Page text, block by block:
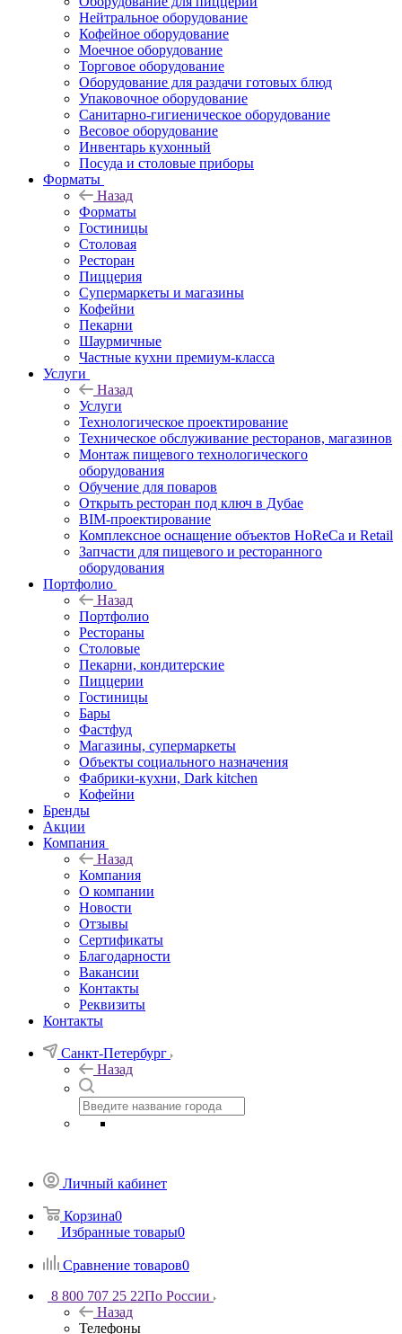
Нейтральное оборудование
Кофейное оборудование
Моечное оборудование
Торговое оборудование
Оборудование для раздачи готовых блюд
Упаковочное оборудование
Санитарно-гигиеническое оборудование
Весовое оборудование
Инвентарь кухонный
Посуда и столовые приборы
Форматы
Назад
Форматы
Гостиницы
Столовая
Ресторан
Пиццерия
Супермаркеты и магазины
Кофейни
Пекарни
Шаурмичные
Частные кухни премиум-класса
Услуги
Назад
Услуги
Технологическое проектирование
Техническое обслуживание ресторанов, магазинов
Монтаж пищевого технологического
оборудования
Обучение для поваров
Открыть ресторан под ключ в Дубае
BIM-проектирование
Комплексное оснащение объектов HoReCa и Retail
Запчасти для пищевого и ресторанного
оборудования
Портфолио
Назад
Портфолио
Рестораны
Столовые
Пекарни, кондитерские
Пиццерии
Гостиницы
Бары
Фастфуд
Магазины, супермаркеты
Объекты социального назначения
Фабрики-кухни, Dark kitchen
Кофейни
Бренды
Акции
Компания
Назад
Компания
О компании
Новости
Отзывы
Сертификаты
Благодарности
Вакансии
Контакты
Реквизиты
Контакты
Санкт-Петербург
Назад
Личный кабинет
Корзина0
Избранные товары0
Сравнение товаров0
8 800 707 25 22По России
Назад
Телефоны